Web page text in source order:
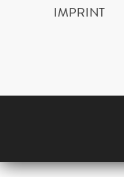
IMPRINT